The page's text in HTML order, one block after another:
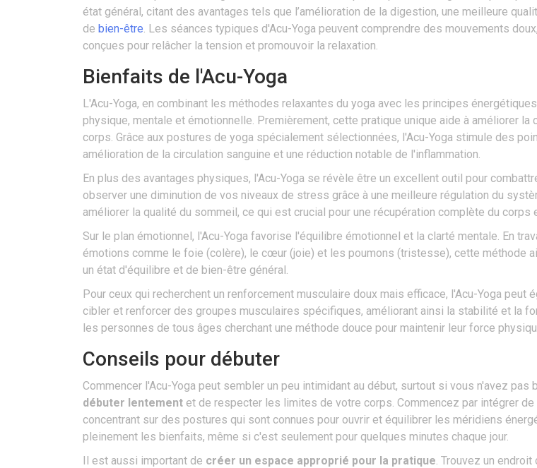
état général, citant des avantages tels que l’amélioration de la digestion, une meilleure
de bien-être. Les séances typiques d'Acu-Yoga peuvent comprendre des mouvements
conçues pour relâcher la tension et promouvoir la relaxation.
Bienfaits de l'Acu-Yoga
L'Acu-Yoga, en combinant les méthodes relaxantes du yoga avec les principes
physique, mentale et émotionnelle. Premièrement, cette pratique unique aide à améliorer
corps. Grâce aux postures de yoga spécialement sélectionnées, l'Acu-Yoga stimule des
amélioration de la circulation sanguine et une réduction notable de l'inflammation.
En plus des avantages physiques, l'Acu-Yoga se révèle être un excellent outil pour
observer une diminution de vos niveaux de stress grâce à une meilleure régulation du
améliorer la qualité du sommeil, ce qui est crucial pour une récupération complète du corps
Sur le plan émotionnel, l'Acu-Yoga favorise l'équilibre émotionnel et la clarté mentale. En
émotions comme le foie (colère), le cœur (joie) et les poumons (tristesse), cette méthode
un état d'équilibre et de bien-être général.
Pour ceux qui recherchent un renforcement musculaire doux mais efficace, l'Acu-Yoga
cibler et renforcer des groupes musculaires spécifiques, améliorant ainsi la stabilité et la
les personnes de tous âges cherchant une méthode douce pour maintenir leur force
Conseils pour débuter
Commencer l'Acu-Yoga peut sembler un peu intimidant au début, surtout si vous n'avez pas
débuter lentement et de respecter les limites de votre corps. Commencez par intégrer
concentrant sur des postures qui sont connues pour ouvrir et équilibrer les méridiens
pleinement les bienfaits, même si c'est seulement pour quelques minutes chaque jour.
Il est aussi important de créer un espace approprié pour la pratique. Trouvez un